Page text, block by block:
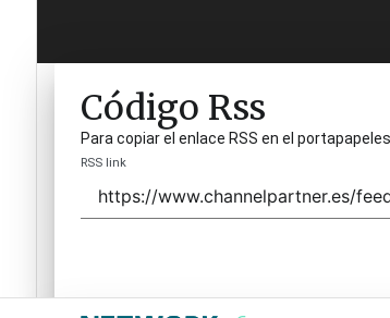
Código Rss
Para copiar el enlace RSS en el
RSS link